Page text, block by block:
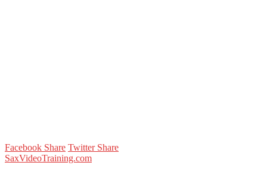
Facebook Share Twitter Share
SaxVideoTraining.com